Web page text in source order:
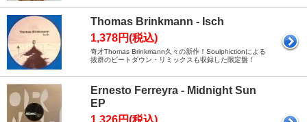
Thomas Brinkmann - Isch
1,378円(税込)
奇才Thomas Brinkmann久々の新作！Soulphictionによる
抜群のビートダウン・リミックスも収録した限定盤！
Ernesto Ferreyra - Midnight Sun
EP
1,326円(税込)